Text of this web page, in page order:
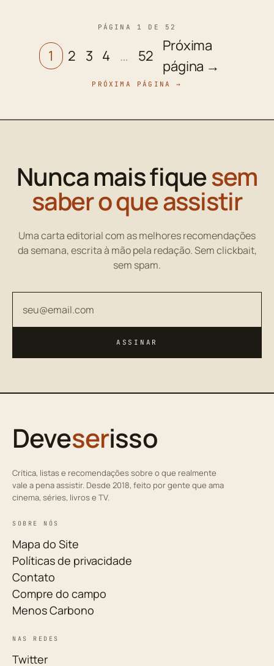
PÁGINA 1 DE 52
1 2 3 4 … 52
Próxima
página →
PRÓXIMA PÁGINA →
Nunca mais fiquesem
saber o que assistir
Uma carta editorial com as melhores recomendações
da semana, escrita à mão pela redação. Sem clickbait,
sem spam.
ASSINAR
Deveserisso
Crítica, listas e recomendações sobre o que realmente
vale a pena assistir. Desde 2018, feito por gente que ama
cinema, séries, livros e TV.
SOBRE NÓS
Mapa do Site
Políticas de privacidade
Contato
Compre do campo
Menos Carbono
NAS REDES
Twitter